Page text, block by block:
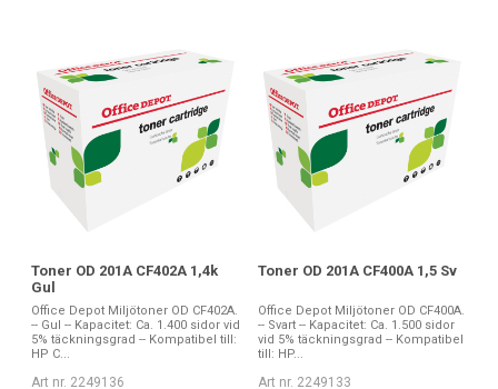
Toner OD 201A CF402A 1,4k
Gul
Office Depot Miljötoner OD CF402A.
-- Gul -- Kapacitet: Ca. 1.400 sidor vid
5% täckningsgrad -- Kompatibel till:
HP C...
Art nr. 2249136
Toner OD 201A CF400A 1,5 Sv
Office Depot Miljötoner OD CF400A.
-- Svart -- Kapacitet: Ca. 1.500 sidor
vid 5% täckningsgrad -- Kompatibel
till: HP...
Art nr. 2249133